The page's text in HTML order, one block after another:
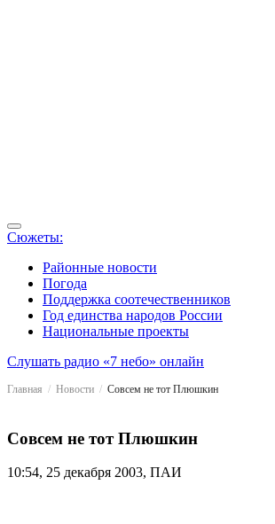
Сюжеты:
Районные новости
Погода
Поддержка соотечественников
Год единства народов России
Национальные проекты
Слушать радио «7 небо» онлайн
Главная Новости Совсем не тот Плюшкин
Совсем не тот Плюшкин
10:54, 25 декабря 2003, ПАИ